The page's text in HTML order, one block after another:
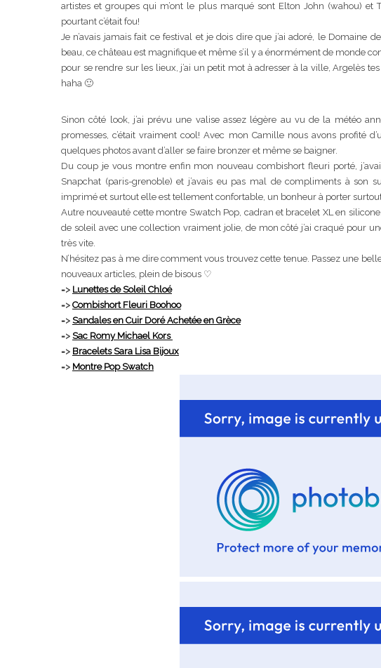
artistes et groupes qui m’ont le plus marqué sont Elton John (wahou) et
pourtant c’était fou!
Je n’avais jamais fait ce festival et je dois dire que j’ai adoré, le Domaine
beau, ce château est magnifique et même s’il y a énormément de monde
pour se rendre sur les lieux, j’ai un petit mot à adresser à la ville, Argelès
haha 🙂
Sinon côté look, j’ai prévu une valise assez légère au vu de la météo
promesses, c’était vraiment cool! Avec mon Camille nous avons profité
quelques photos avant d’aller se faire bronzer et même se baigner.
Du coup je vous montre enfin mon nouveau combishort fleuri porté,
Snapchat (paris-grenoble) et j’avais eu pas mal de compliments à son
imprimé et surtout elle est tellement confortable, un bonheur à porter
Autre nouveauté cette montre Swatch Pop, cadran et bracelet XL en
de soleil avec une collection vraiment jolie, de mon côté j’ai craqué pour
très vite.
N’hésitez pas à me dire comment vous trouvez cette tenue. Passez une
nouveaux articles, plein de bisous ♡
=> Lunettes de Soleil Chloé
=> Combishort Fleuri Boohoo
=> Sandales en Cuir Doré Achetée en Grèce
=> Sac Romy Michael Kors
=> Bracelets Sara Lisa Bijoux
=> Montre Pop Swatch